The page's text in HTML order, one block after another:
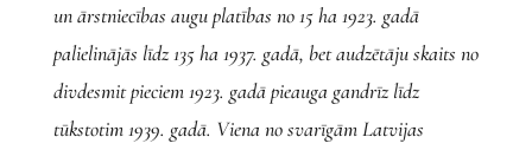
un ārstniecības augu platības no 15 ha 1923. gadā
palielinājās līdz 135 ha 1937. gadā, bet audzētāju skaits no
divdesmit pieciem 1923. gadā pieauga gandrīz līdz
tūkstotim 1939. gadā. Viena no svarīgām Latvijas